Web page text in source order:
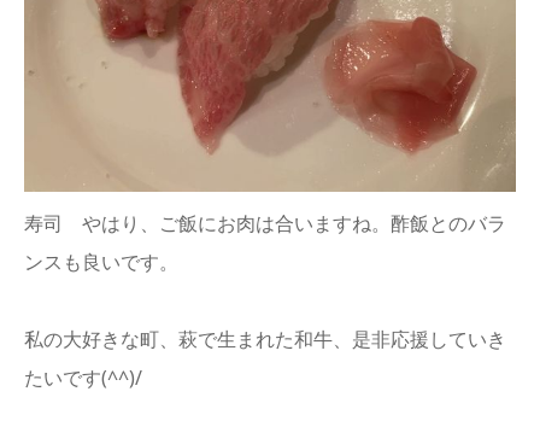
寿司 やはり、ご飯にお肉は合いますね。酢飯とのバラ
ンスも良いです。
私の大好きな町、萩で生まれた和牛、是非応援していき
たいです(^^)/